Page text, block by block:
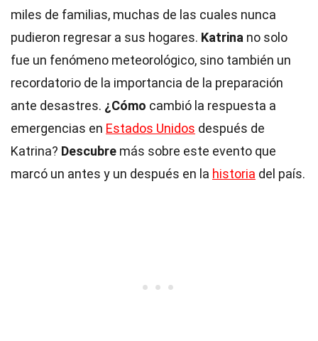
miles de familias, muchas de las cuales nunca
pudieron regresar a sus hogares. Katrina no solo
fue un fenómeno meteorológico, sino también un
recordatorio de la importancia de la preparación
ante desastres. ¿Cómo cambió la respuesta a
emergencias en Estados Unidos después de
Katrina? Descubre más sobre este evento que
marcó un antes y un después en la historia del país.